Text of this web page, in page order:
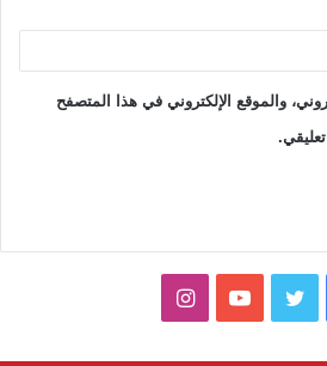
والموقع الإلكتروني في هذا المتصفح